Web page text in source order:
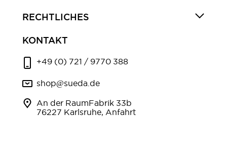
RECHTLICHES
KONTAKT
+49 (0) 721 / 9770 388
shop@sueda.de
An der RaumFabrik 33b
76227 Karlsruhe, Anfahrt